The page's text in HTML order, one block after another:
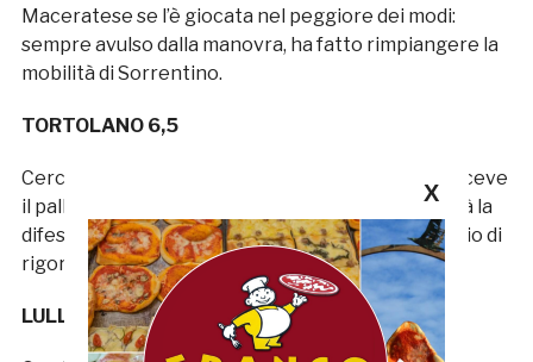
Maceratese se l’è giocata nel peggiore dei modi:
sempre avulso dalla manovra, ha fatto rimpiangere la
mobilità di Sorrentino.
TORTOLANO 6,5
Cerca sempre di accelerare la manovra quando riceve
il pallone, riuscendo talvolta a mettere in difficoltà la
difesa di D’Angelo. E’ lui a guadagnarsi il primo calcio di
rigore in favore della Samb.
LULLI 6,5
X